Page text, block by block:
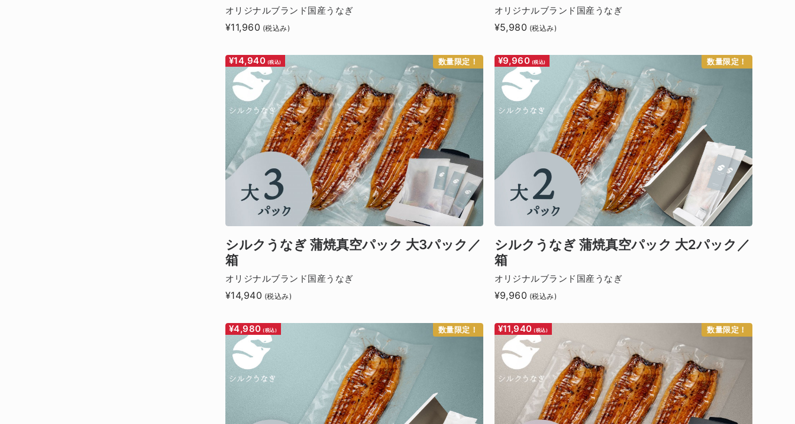
オリジナルブランド国産うなぎ
¥11,960 (税込み)
オリジナルブランド国産うなぎ
¥5,980 (税込み)
数量限定！
¥14,940 (税込)
シルクうなぎ 蒲焼真空パック 大3パック／
箱
オリジナルブランド国産うなぎ
¥14,940 (税込み)
数量限定！
¥9,960 (税込)
シルクうなぎ 蒲焼真空パック 大2パック／
箱
オリジナルブランド国産うなぎ
¥9,960 (税込み)
数量限定！
¥4,980 (税込) 数量限定！
¥11,940 (税込)